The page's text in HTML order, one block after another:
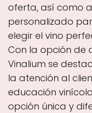
oferta, así como
personalizado
elegir el vino
Con la opción de
Vinalium se
la atención al
educación
opción única y